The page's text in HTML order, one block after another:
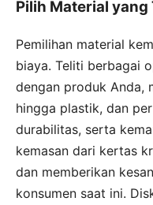
Pilih Material yang
Pemilihan material
biaya. Teliti berbagai
dengan produk Anda,
hingga plastik, dan
durabilitas, serta
kemasan dari kertas
dan memberikan
konsumen saat ini.